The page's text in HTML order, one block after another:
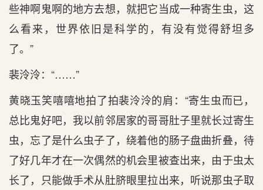
些神啊鬼啊的地方去想，就把它当成一种寄生虫，这
么看来，世界依旧是科学的，有没有觉得舒坦多
了。”
裴泠泠：“……”
黄晓玉笑嘻嘻地拍了拍裴泠泠的肩：“寄生虫而已，
总比鬼好吧，我以前邻居家的哥哥肚子里就长过寄生
虫，忘了是什么虫子了，绕着他的肠子盘曲折叠，待
了好几年才在一次偶然的机会里被查出来，由于虫太
长了，只能做手术从肚脐眼里拉出来，听说那虫子取